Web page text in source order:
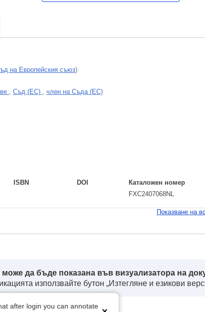
на Европейския съюз)
Съд (ЕС) член на Съда (ЕС)
ISBN DOI
Каталожен номер
FXC2407068NL
Показване на
може да бъде показана във визуализатора на
използвайте бутон „Изтегляне и езикови
after login you can annotate